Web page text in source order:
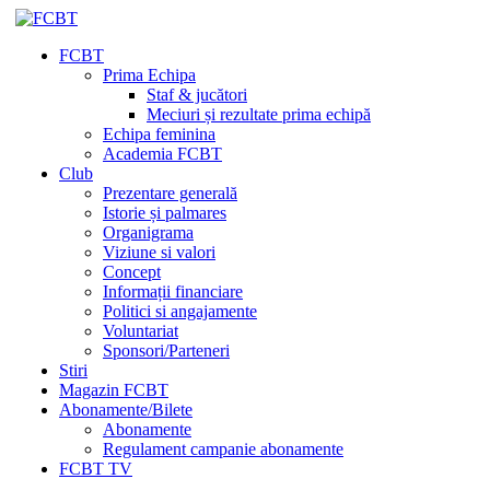
FCBT
Prima Echipa
Staf & jucători
Meciuri și rezultate prima echipă
Echipa feminina
Academia FCBT
Club
Prezentare generală
Istorie și palmares
Organigrama
Viziune si valori
Concept
Informații financiare
Politici si angajamente
Voluntariat
Sponsori/Parteneri
Stiri
Magazin FCBT
Abonamente/Bilete
Abonamente
Regulament campanie abonamente
FCBT TV